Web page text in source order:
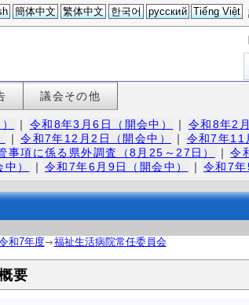
簡体中文 繁体中文 한국어 русский Tiếng Việt
議会その他
｜ 令和8年3月6日（開会中） ｜ 令和8年2
｜ 令和7年12月2日（開会中） ｜ 令和7年11
事項に係る県外調査（8月25～27日） ｜ 令
） ｜ 令和7年6月9日（開会中） ｜ 令和7年
和7年度 福祉生活病院常任委員会
要